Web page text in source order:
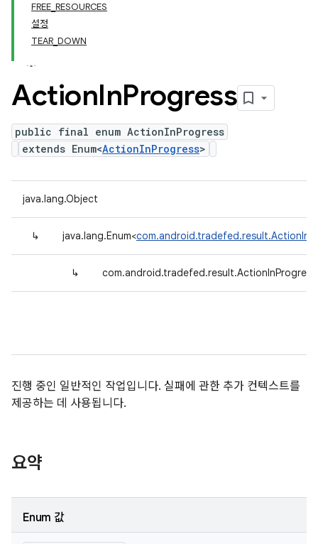
FREE_RESOURCES
설정
TEAR_DOWN
ActionInProgress
public final enum ActionInProgress
extends Enum<ActionInProgress>
java.lang.Object
↳ java.lang.Enum<
↳ com.android.tradefed.result.ActionInProgress
진행 중인 일반적인 작업입니다. 실패에 관한 추가 컨텍스트를
제공하는 데 사용됩니다.
요약
Enum 값